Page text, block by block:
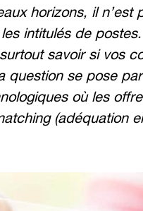
horizons, il n’est
intitulés de
savoir si vos
question se pose
où les
(adéquation